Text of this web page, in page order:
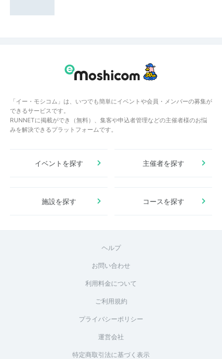
「イー・モシコム」は、いつでも簡単にイベントや会員・メンバーの募集が
できるサービスです。
RUNNETに掲載ができ（無料）、集客や申込者管理などの主催者様のお悩
みを解決できるプラットフォームです。
イベントを探す 主催者を探す
施設を探す コースを探す
ヘルプ
お問い合わせ
利用料金について
ご利用規約
プライバシーポリシー
運営会社
特定商取引法に基づく表示